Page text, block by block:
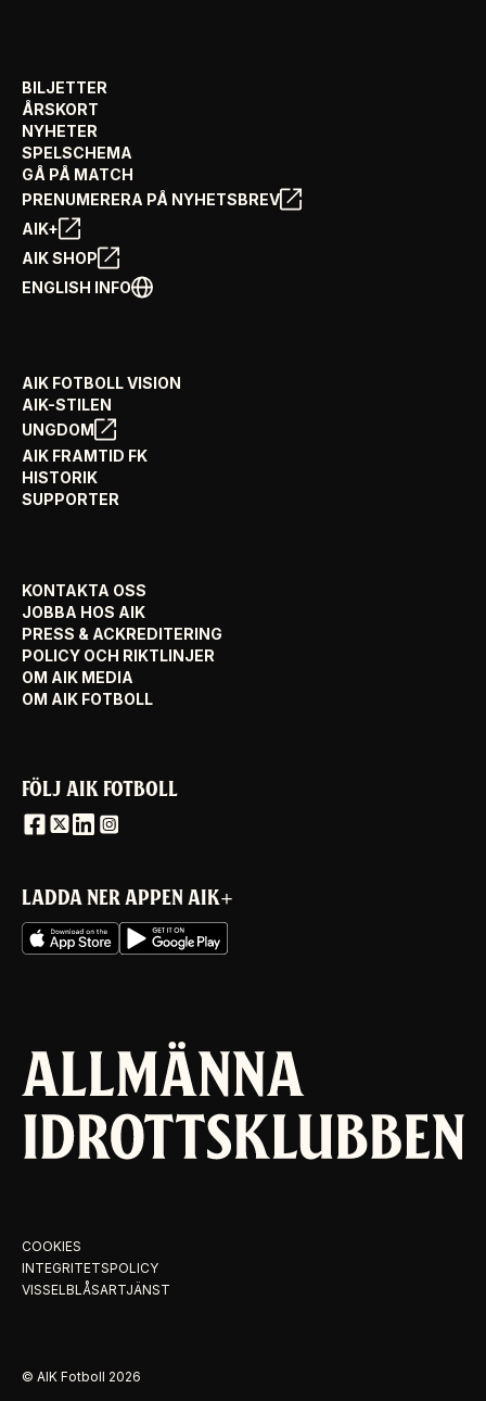
BILJETTER
ÅRSKORT
NYHETER
SPELSCHEMA
GÅ PÅ MATCH
PRENUMERERA PÅ NYHETSBREV
AIK+
AIK SHOP
ENGLISH INFO
AIK FOTBOLL VISION
AIK-STILEN
UNGDOM
AIK FRAMTID FK
HISTORIK
SUPPORTER
KONTAKTA OSS
JOBBA HOS AIK
PRESS & ACKREDITERING
POLICY OCH RIKTLINJER
OM AIK MEDIA
OM AIK FOTBOLL
FÖLJ AIK FOTBOLL
LADDA NER APPEN AIK+
COOKIES
INTEGRITETSPOLICY
VISSELBLÅSARTJÄNST
© AIK Fotboll 2026